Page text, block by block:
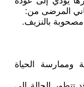
المرضى من:
بالنزيف.
وممارسة الحياة